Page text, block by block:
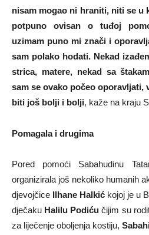
nisam mogao ni hraniti, niti se u
potpuno ovisan o tuđoj
uzimam puno mi znači i
sam polako hodati. Nekad
strica, matere, nekad sa
sam se ovako počeo oporavljati,
biti još bolji i bolji, kaže na kraju
Pomagala i drugima
Pored pomoći Sabahudinu
organizirala još nekoliko humanih
djevojčice Ilhane Halkić kojoj je u
dječaku Halilu Podiću čijim su
za liječenje oboljenja kostiju,